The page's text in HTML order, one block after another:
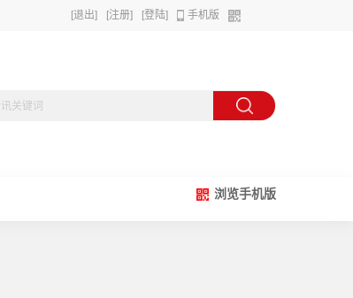
[退出] [注册] [登陆] 手机版
浏览手机版